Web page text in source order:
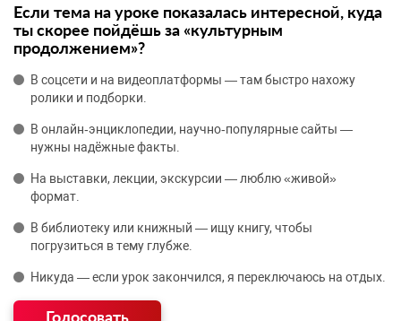
Если тема на уроке показалась интересной, куда
ты скорее пойдёшь за «культурным
продолжением»?
В соцсети и на видеоплатформы — там быстро нахожу
ролики и подборки.
В онлайн‑энциклопедии, научно‑популярные сайты —
нужны надёжные факты.
На выставки, лекции, экскурсии — люблю «живой»
формат.
В библиотеку или книжный — ищу книгу, чтобы
погрузиться в тему глубже.
Никуда — если урок закончился, я переключаюсь на отдых.